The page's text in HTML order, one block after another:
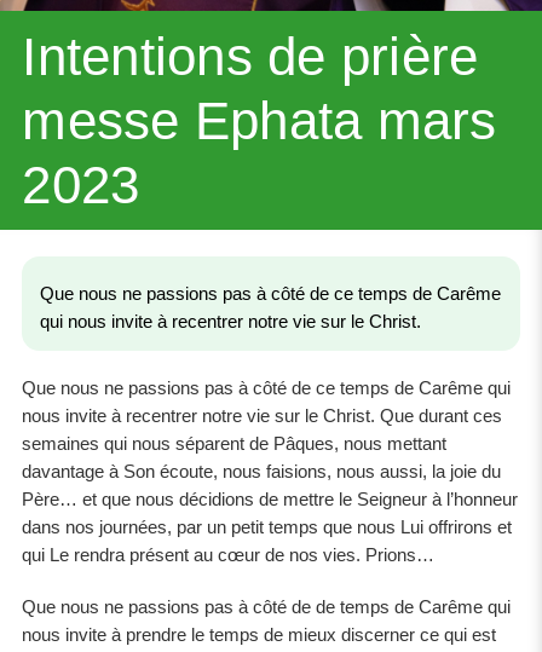
Intentions de prière
messe Ephata mars
2023
Que nous ne passions pas à côté de ce temps de Carême
qui nous invite à recentrer notre vie sur le Christ.
Que nous ne passions pas à côté de ce temps de Carême qui
nous invite à recentrer notre vie sur le Christ. Que durant ces
semaines qui nous séparent de Pâques, nous mettant
davantage à Son écoute, nous faisions, nous aussi, la joie du
Père… et que nous décidions de mettre le Seigneur à l’honneur
dans nos journées, par un petit temps que nous Lui offrirons et
qui Le rendra présent au cœur de nos vies. Prions…
Que nous ne passions pas à côté de de temps de Carême qui
nous invite à prendre le temps de mieux discerner ce qui est